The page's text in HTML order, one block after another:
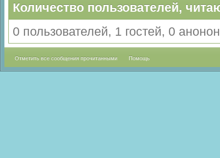
Количество пользователей,
0 пользователей, 1 гостей, 0
Отметить все сообщения прочитанными Помощь